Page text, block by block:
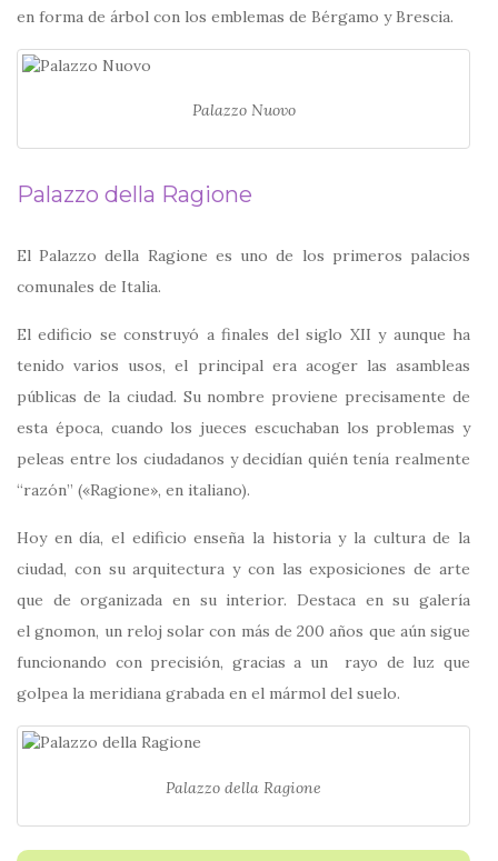
en forma de árbol con los emblemas de Bérgamo y Brescia.
Palazzo Nuovo
Palazzo della Ragione
El Palazzo della Ragione es uno de los primeros palacios
comunales de Italia.
El edificio se construyó a finales del siglo XII y aunque ha
tenido varios usos, el principal era acoger las asambleas
públicas de la ciudad. Su nombre proviene precisamente de
esta época, cuando los jueces escuchaban los problemas y
peleas entre los ciudadanos y decidían quién tenía realmente
“razón” («Ragione», en italiano).
Hoy en día, el edificio enseña la historia y la cultura de la
ciudad, con su arquitectura y con las exposiciones de arte
que de organizada en su interior. Destaca en su galería
el gnomon, un reloj solar con más de 200 años que aún sigue
funcionando con precisión, gracias a un rayo de luz que
golpea la meridiana grabada en el mármol del suelo.
Palazzo della Ragione